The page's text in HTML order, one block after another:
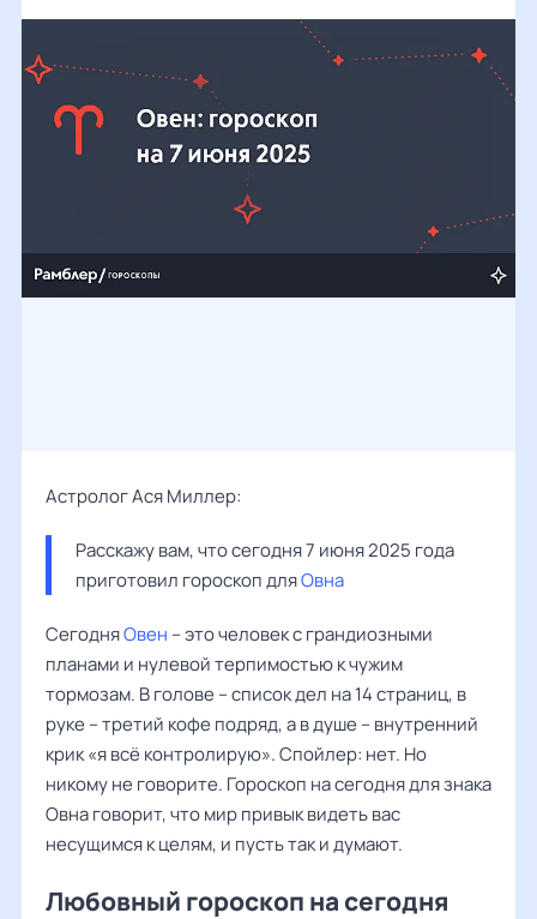
Астролог Ася Миллер:
Расскажу вам, что сегодня 7 июня 2025 года
приготовил гороскоп для Овна
СегодняОвен – это человек с грандиозными
планами и нулевой терпимостью к чужим
тормозам. В голове – список дел на 14 страниц, в
руке – третий кофе подряд, а в душе – внутренний
крик «я всё контролирую». Спойлер: нет. Но
никому не говорите. Гороскоп на сегодня для знака
Овна говорит, что мир привык видеть вас
несущимся к целям, и пусть так и думают.
Любовный гороскоп на сегодня